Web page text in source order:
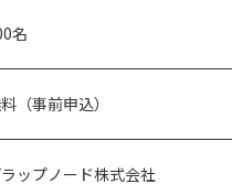
名
（事前申込）
ップノード株式会社